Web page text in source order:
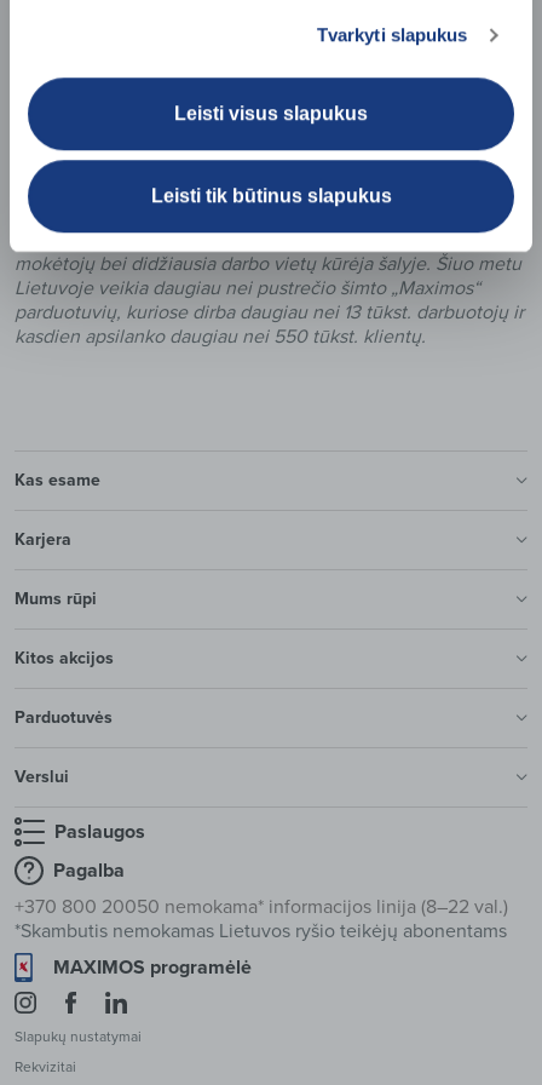
Tvarkyti slapukus
Leisti visus slapukus
Leisti tik būtinus slapukus
Dar vasarą „Maximoje“ buvo atsisakyta gyvos žuvies
akvariumų visose XX formato tinklo parduotuvėse, 2021 m. jų
Apie prekybos tinklą „Maxima“
Tradicinės lietuviško prekybos tinklo „Maxima“ stiprybės –
mažos kainos ir platus, ypač lietuviškų prekių, pasirinkimas.
Tinklą valdanti bendrovė „Maxima LT“ yra didžiausia
lietuviško kapitalo įmonė, viena didžiausių mokesčių
mokėtojų bei didžiausia darbo vietų kūrėja šalyje. Šiuo metu
Lietuvoje veikia daugiau nei pustrečio šimto „Maximos“
parduotuvių, kuriose dirba daugiau nei 13 tūkst. darbuotojų ir
kasdien apsilanko daugiau nei 550 tūkst. klientų.
Kas esame
Karjera
Mums rūpi
Kitos akcijos
Parduotuvės
Verslui
Paslaugos
Pagalba
+370 800 20050 nemokama* informacijos linija (8–22 val.)
*Skambutis nemokamas Lietuvos ryšio teikėjų abonentams
MAXIMOS programėlė
Slapukų nustatymai
Rekvizitai